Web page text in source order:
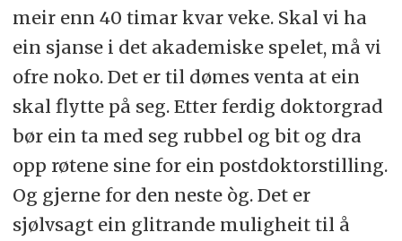
meir enn 40 timar kvar veke. Skal vi ha
ein sjanse i det akademiske spelet, må vi
ofre noko. Det er til dømes venta at ein
skal flytte på seg. Etter ferdig doktorgrad
bør ein ta med seg rubbel og bit og dra
opp røtene sine for ein postdoktorstilling.
Og gjerne for den neste òg. Det er
sjølvsagt ein glitrande muligheit til å